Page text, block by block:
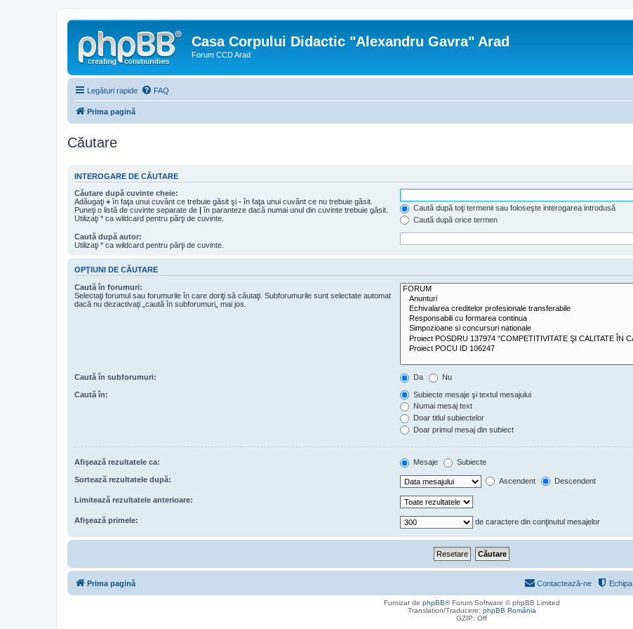
Casa Corpului Didactic "Alexandru Gavra" Arad
Forum CCD Arad
Legături rapide FAQ
Prima pagină
Căutare
INTEROGARE DE CĂUTARE
Căutare după cuvinte cheie:
Adăugaţi + în faţa unui cuvânt ce trebuie găsit şi - în faţa unui cuvânt ce nu trebuie găsit.
Puneţi o listă de cuvinte separate de | în paranteze dacă numai unul din cuvinte trebuie găsit.
Utilizaţi * ca wildcard pentru părţi de cuvinte.
Caută după toţi termenii sau foloseşte interogarea introdusă
Caută după orice termen
Caută după autor:
Utilizaţi * ca wildcard pentru părţi de cuvinte.
OPŢIUNI DE CĂUTARE
Caută în forumuri:
Selectaţi forumul sau forumurile în care doriţi să căutaţi. Subforumurile sunt selectate automat
dacă nu dezactivaţi „caută în subforumuri„ mai jos.
Caută în subforumuri: Da Nu
Caută în:
Subiecte mesaje şi textul mesajului
Numai mesaj text
Doar titlul subiectelor
Doar primul mesaj din subiect
Afişează rezultatele ca: Mesaje Subiecte
Sortează rezultatele după: Ascendent Descendent
Limitează rezultatele anterioare:
Afişează primele: de caractere din conţinutul mesajelor
Prima pagină Echipa
Contactează-ne
Furnizat de phpBB® Forum Software © phpBB Limited
Translation/Traducere: phpBB România
GZIP: Off